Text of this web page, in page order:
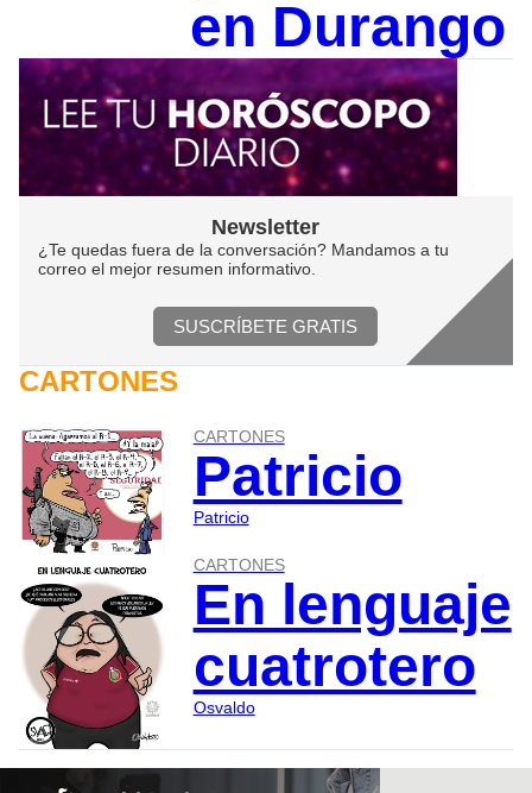
en Durango
Newsletter
¿Te quedas fuera de la conversación? Mandamos a tu
correo el mejor resumen informativo.
SUSCRÍBETE GRATIS
CARTONES
CARTONES
Patricio
Patricio
CARTONES
En lenguaje
cuatrotero
Osvaldo